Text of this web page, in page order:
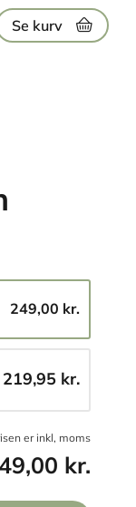
Se kurv
249,00 kr.
219,95 kr.
er inkl, moms
kr.